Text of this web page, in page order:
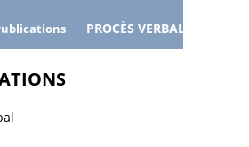
PROCÈS VERBAL